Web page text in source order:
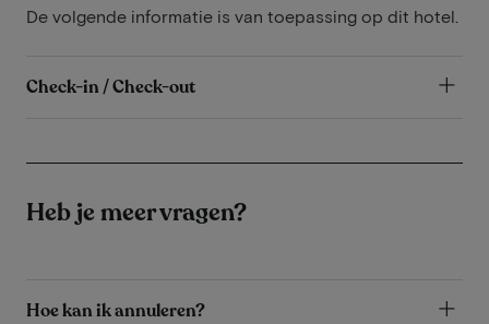
De volgende informatie is van toepassing op dit hotel.
Check-in / Check-out
Heb je meer vragen?
Hoe kan ik annuleren?